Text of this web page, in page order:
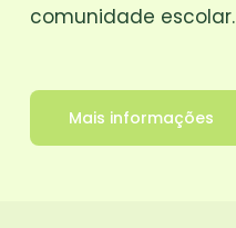
comunidade escolar.
Mais informações